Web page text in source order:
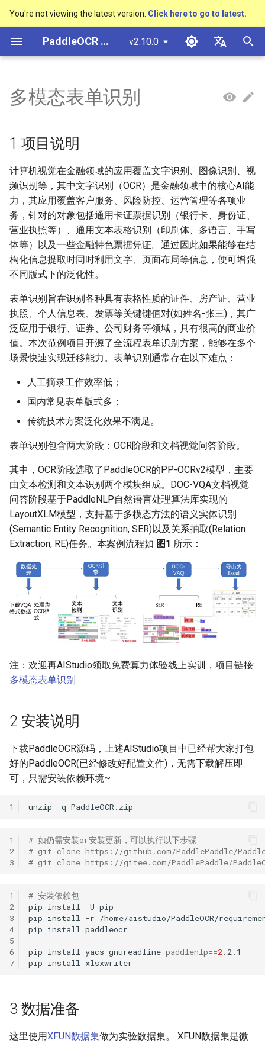
You're not viewing the latest version. Click here to go to latest.
PaddleOCR Documentation v2.10.0
한국인
Help translating
n
t
l
i
z
i
n
g
s
e
a
r
Quick Start
CPP Inference
Visual Studio 2019
Community CMake
Compilation Guide
Sever Deployment
Android部署
Jetson Deployment
Device-side Deployment
Paddle.js Web Deployment
Paddle2ONNX
Benchmark
Quick Start
Quick Installation
Visualization
Environment Preparation
Model
Model Training
Text Angle Classification
Key Information Extraction
Fine-tune
Training Tricks
Model Compression
Blog
Multi-language model
Dive into OCR
Enhanced CTC Loss
PaddleOCR Model
Parameter Explanation
Distributed training
How To Make Your own
lightweight OCR model?
Quick Start
Model
Model Training Recovery To Doc
Key Information Extraction
Model Deploy
Blog
Text Detection Algorithms
PSENet
FCENet
DRRG
CT
Text Recognition
Algorithms
RARE
SRN
NRTR
SAR
SVTR
SVTRv2
VisionLAN
RobustScanner
RFL
ParseQ
CPPD
SATRN
Text Super-Resolution
Algorithm
Formulat Recognition
PP-FormulaNet
End-to-End OCR
Algorithms
Table Recognition
Algorithms
Key Information Extraction
Algorithms
Add new algorithms
SVTR
液晶屏读数识别
包装生产日期
PCB文字识别
2 安装说明
3 数据准备
3.1 下载处理好的数据集
3.2 转换为PaddleOCR检测
和识别格式
4 OCR
4.1 文本检测
4.1.1 方案1：预训练模型
1）下载预训练模型
2）模型评估
4.1.2 方案2：XFUND数据
集+fine-tune
1)模型训练
3）导出模型
4）模型预测
4.2 文本识别
4.2.1 方案1：预训练模型
1）下载预训练模型
2）模型评估
4.2.2 方案2：XFUND数据
集+finetune
2）模型评估
4.2.3 方案3：XFUND数据
集+finetune+真实通用识别
2）模型评估
4)模型预测
5 文档视觉问答(DOC-VQA)
5.1 SER
Other data annotation tools
Others data synthesis tools
OCR dataset
Dataset
Vertical multi-language OCR
dataset
Layout Analysis Dataset
Table recognition dataset
Key Information Extraction
Dataset
Appendix
多模态表单识别
1 项目说明
计算机视觉在金融领域的应用覆盖文字识别、图像识别、视
频识别等，其中文字识别（OCR）是金融领域中的核心AI能
力，其应用覆盖客户服务、风险防控、运营管理等各项业
务，针对的对象包括通用卡证票据识别（银行卡、身份证、
营业执照等）、通用文本表格识别（印刷体、多语言、手写
体等）以及一些金融特色票据凭证。通过因此如果能够在结
构化信息提取时同时利用文字、页面布局等信息，便可增强
不同版式下的泛化性。
表单识别旨在识别各种具有表格性质的证件、房产证、营业
执照、个人信息表、发票等关键键值对(如姓名-张三)，其广
泛应用于银行、证券、公司财务等领域，具有很高的商业价
值。本次范例项目开源了全流程表单识别方案，能够在多个
场景快速实现迁移能力。表单识别通常存在以下难点：
人工摘录工作效率低；
国内常见表单版式多；
传统技术方案泛化效果不满足。
表单识别包含两大阶段：OCR阶段和文档视觉问答阶段。
其中，OCR阶段选取了PaddleOCR的PP-OCRv2模型，主要
由文本检测和文本识别两个模块组成。DOC-VQA文档视觉
问答阶段基于PaddleNLP自然语言处理算法库实现的
LayoutXLM模型，支持基于多模态方法的语义实体识别
(Semantic Entity Recognition, SER)以及关系抽取(Relation
Extraction, RE)任务。本案例流程如 图1 所示：
注：欢迎再AIStudio领取免费算力体验线上实训，项目链接:
多模态表单识别
2 安装说明
下载PaddleOCR源码，上述AIStudio项目中已经帮大家打包
好的PaddleOCR(已经修改好配置文件)，无需下载解压即
可，只需安装依赖环境~
1 unzip -q
1
2
3
# 如仍需安装or安装更新，可以执行以下步骤
# git clone https://github.com/PaddlePaddle/
# git clone https://gitee.com/PaddlePaddle/
1
2
3
4
5
6
7
# 安装依赖包
pip install -U
pip install
-r
pip install
pip install yacs gnureadline paddlenlp==2
pip install
3 数据准备
这里使用XFUN数据集做为实验数据集。 XFUN数据集是微